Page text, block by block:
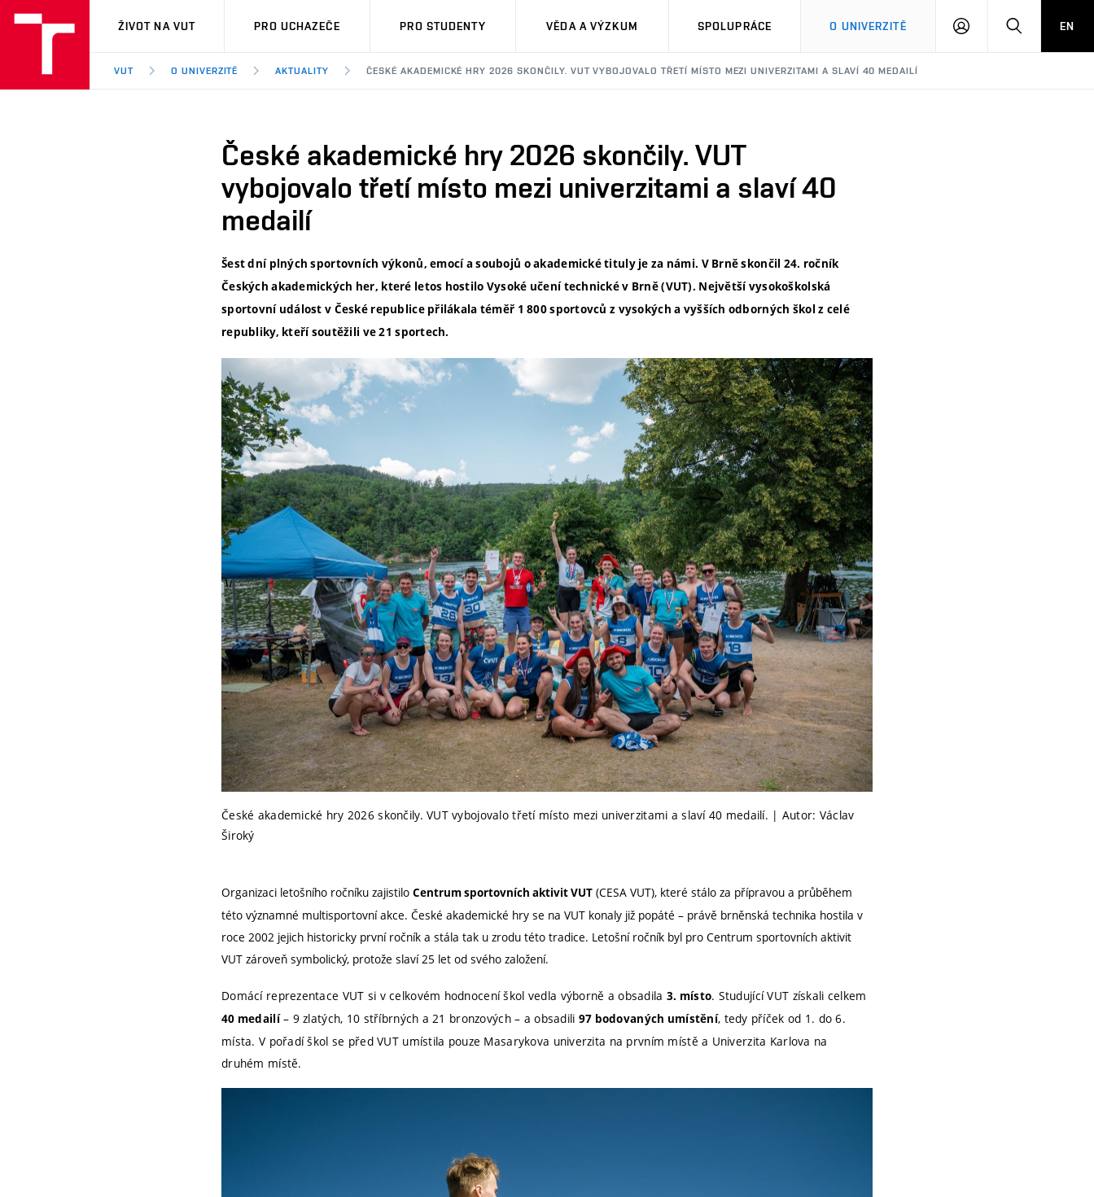
VUT
ŽIVOT NA VUT PRO UCHAZEČE PRO STUDENTY VĚDA A VÝZKUM SPOLUPRÁCE O UNIVERZITĚ
PŘIHLÁSIT HLEDATEN
VUT O UNIVERZITĚ AKTUALITY ČESKÉ AKADEMICKÉ HRY 2026 SKONČILY. VUT VYBOJOVALO TŘETÍ MÍSTO MEZI UNIVERZITAMI A SLAVÍ 40 MEDAILÍ
České akademické hry 2026 skončily. VUT
vybojovalo třetí místo mezi univerzitami a slaví 40
medailí
Šest dní plných sportovních výkonů, emocí a soubojů o akademické tituly je za námi. V Brně skončil 24. ročník
Českých akademických her, které letos hostilo Vysoké učení technické v Brně (VUT). Největší vysokoškolská
sportovní událost v České republice přilákala téměř 1 800 sportovců z vysokých a vyšších odborných škol z celé
republiky, kteří soutěžili ve 21 sportech.
České akademické hry 2026 skončily. VUT vybojovalo třetí místo mezi univerzitami a slaví 40 medailí. | Autor: Václav
Široký
Organizaci letošního ročníku zajistilo Centrum sportovních aktivit VUT (CESA VUT), které stálo za přípravou a průběhem
této významné multisportovní akce. České akademické hry se na VUT konaly již popáté – právě brněnská technika hostila v
roce 2002 jejich historicky první ročník a stála tak u zrodu této tradice. Letošní ročník byl pro Centrum sportovních aktivit
VUT zároveň symbolický, protože slaví 25 let od svého založení.
Domácí reprezentace VUT si v celkovém hodnocení škol vedla výborně a obsadila 3. místo. Studující VUT získali celkem
40 medailí– 9 zlatých, 10 stříbrných a 21 bronzových – a obsadili 97 bodovaných umístění, tedy příček od 1. do 6.
místa. V pořadí škol se před VUT umístila pouze Masarykova univerzita na prvním místě a Univerzita Karlova na
druhém místě.